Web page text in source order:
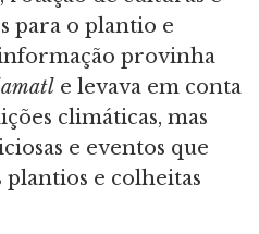
para o plantio e
provinha
e levava em conta
climáticas, mas
e eventos que
e colheitas